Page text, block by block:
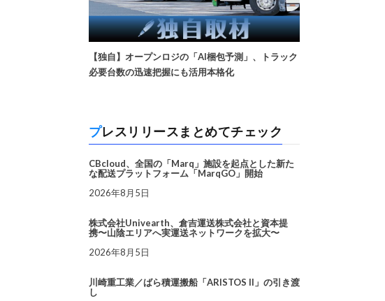
【独自】オープンロジの「AI梱包予測」、トラック
必要台数の迅速把握にも活用本格化
プレスリリースまとめてチェック
CBcloud、全国の「Marq」施設を起点とした新た
な配送プラットフォーム「MarqGO」開始
2026年8月5日
株式会社Univearth、倉吉運送株式会社と資本提
携〜山陰エリアへ実運送ネットワークを拡大〜
2026年8月5日
川崎重工業／ばら積運搬船「ARISTOS II」の引き渡
し